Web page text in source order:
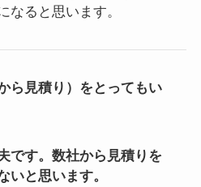
なると思います。
ら見積り）をとってもい
です。数社から見積りを
いと思います。